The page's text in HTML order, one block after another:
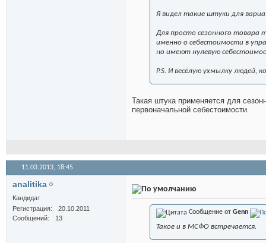
Я видел такие штуки для
Для просто сезонного товара
именно о себестоимости в
но имеют нулевую
P.S. И весёлую ухмылку людей,
Такая штука применяется для
первоначальной себестоимости.
11.03.2013, 18:45
analitika
Кандидат
Регистрация
20.10.2011
Сообщений
13
Сообщение от Genn
Такое и в МСФО встречается.